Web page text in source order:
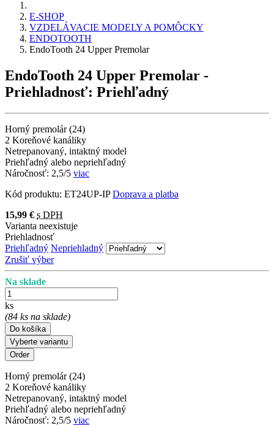
E-SHOP
VZDELÁVACIE MODELY A POMÔCKY
ENDOTOOTH
EndoTooth 24 Upper Premolar
EndoTooth 24 Upper Premolar -
Priehladnosť: Priehľadný
Horný premolár (24)
2 Koreňové kanáliky
Netrepanovaný, intaktný model
Priehľadný alebo nepriehľadný
Náročnosť: 2,5/5 viac
Kód produktu: ET24UP-IP Doprava a platba
15,99 € s DPH
Varianta neexistuje
Priehladnosť
Priehľadný Nepriehladný
Zrušiť výber
Na sklade
ks
(84 ks na sklade)
Do košíka
Vyberte variantu
Horný premolár (24)
2 Koreňové kanáliky
Netrepanovaný, intaktný model
Priehľadný alebo nepriehľadný
Náročnosť: 2,5/5 viac